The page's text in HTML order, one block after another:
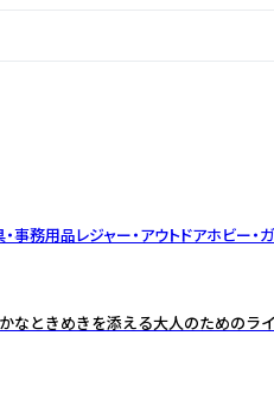
事務用品レジャー・アウトドアホビー・
なときめきを添える大人のためのラ